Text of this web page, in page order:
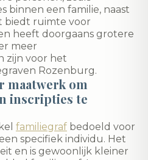
binnen een familie, naast
biedt ruimte voor
heeft doorgaans grotere
meer
zijn voor het
Rozenburg.
maatwerk om
inscripties te
familiegraf bedoeld voor
specifiek individu. Het
en is gewoonlijk kleiner